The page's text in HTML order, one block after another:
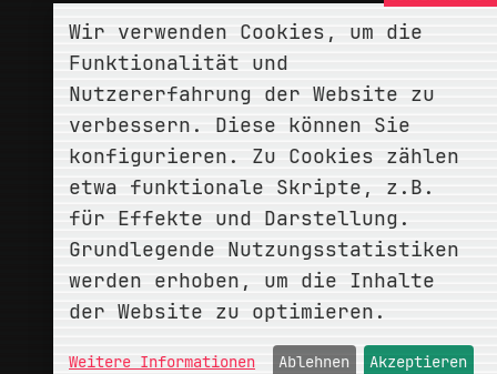
Wir verwenden Cookies, um die
Funktionalität und
Nutzererfahrung der Website zu
verbessern. Diese können Sie
konfigurieren. Zu Cookies zählen
etwa funktionale Skripte, z.B.
für Effekte und Darstellung.
Grundlegende Nutzungsstatistiken
werden erhoben, um die Inhalte
der Website zu optimieren.
Weitere Informationen Ablehnen Akzeptieren